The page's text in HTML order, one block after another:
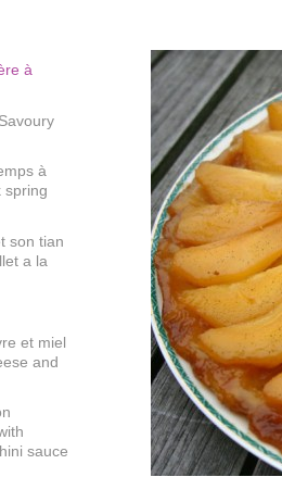
à
à
spring
son tian
a la
et miel
and
sauce